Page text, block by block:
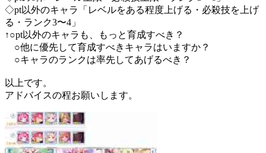
◇pt以外のキャラ「レベルをある程度上げる・必殺技を上げ
る・ランク3〜4」
↑○pt以外のキャラも、もっと育成すべき？
○他に優先して育成すべきキャラはいますか？
○キャラのランクは率先してあげるべき？
以上です。
アドバイスの程お願いします。